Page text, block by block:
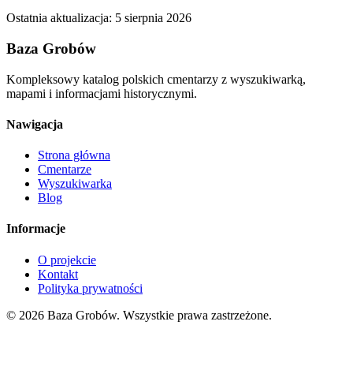
Ostatnia aktualizacja: 5 sierpnia 2026
Baza Grobów
Kompleksowy katalog polskich cmentarzy z wyszukiwarką,
mapami i informacjami historycznymi.
Nawigacja
Strona główna
Cmentarze
Wyszukiwarka
Blog
Informacje
O projekcie
Kontakt
Polityka prywatności
© 2026 Baza Grobów. Wszystkie prawa zastrzeżone.